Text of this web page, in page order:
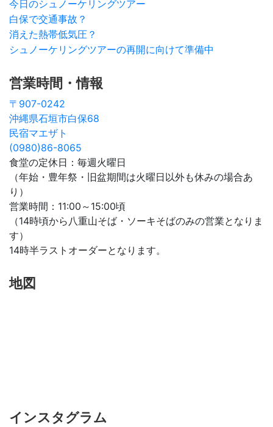
今日のシュノーケリングツアー
白保で交通事故？
消えた熱帯低気圧？
シュノーケリングツアーの再開に向けて準備中
営業時間・情報
〒907-0242
沖縄県石垣市白保68
民宿マエザト
(0980)86-8065
食堂の定休日：毎週火曜日
（年始・豊年祭・旧盆期間は火曜日以外も休みの場合あ
り）
営業時間：11:00～15:00頃
（14時頃から八重山そば・ソーキそばのみの営業となりま
す）
14時半ラストオーダーとなります。
地図
インスタグラム